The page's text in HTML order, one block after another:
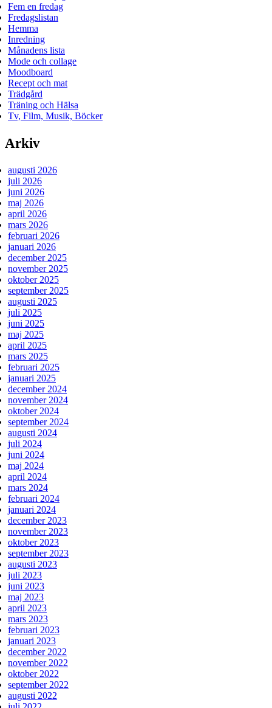
Fem en fredag
Fredagslistan
Hemma
Inredning
Månadens lista
Mode och collage
Moodboard
Recept och mat
Trädgård
Träning och Hälsa
Tv, Film, Musik, Böcker
Arkiv
augusti 2026
juli 2026
juni 2026
maj 2026
april 2026
mars 2026
februari 2026
januari 2026
december 2025
november 2025
oktober 2025
september 2025
augusti 2025
juli 2025
juni 2025
maj 2025
april 2025
mars 2025
februari 2025
januari 2025
december 2024
november 2024
oktober 2024
september 2024
augusti 2024
juli 2024
juni 2024
maj 2024
april 2024
mars 2024
februari 2024
januari 2024
december 2023
november 2023
oktober 2023
september 2023
augusti 2023
juli 2023
juni 2023
maj 2023
april 2023
mars 2023
februari 2023
januari 2023
december 2022
november 2022
oktober 2022
september 2022
augusti 2022